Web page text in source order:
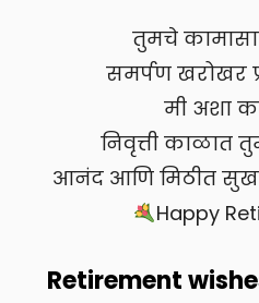
तुमचे
समर्पण खरोखर
मी अशा
निवृत्ती काळात
आनंद आणि मिठीत सुख
Happy
Retirement